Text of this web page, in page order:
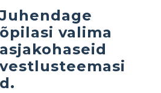
õpilasi valima
asjakohaseid
vestlusteemasi
d.